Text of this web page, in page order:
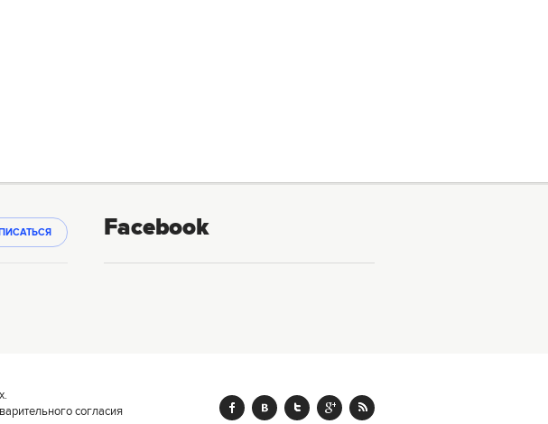
Facebook
согласия